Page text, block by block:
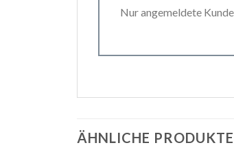
Nur angemeldete
ÄHNLICHE PRODUKTE